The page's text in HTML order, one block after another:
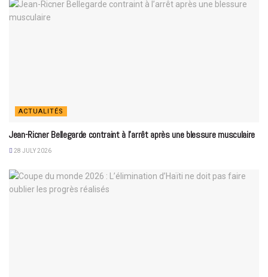
ACTUALITÉS
Jean-Ricner Bellegarde contraint à l’arrêt après une blessure musculaire
28 JULY 2026